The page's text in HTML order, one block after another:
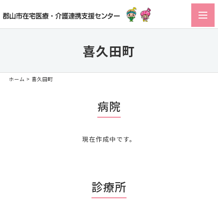
喜久田町
ホーム > 喜久田町
病院
現在作成中です。
診療所